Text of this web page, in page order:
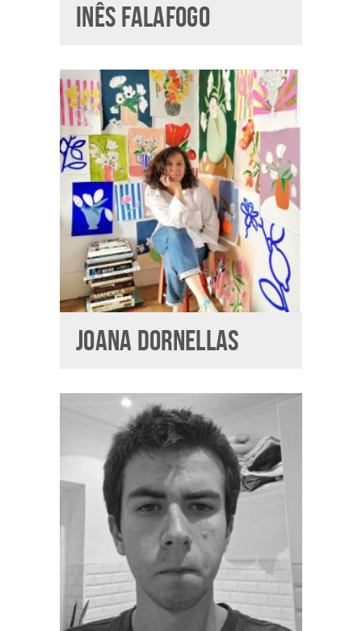
INÊS FALAFOGO
JOANA DORNELLAS